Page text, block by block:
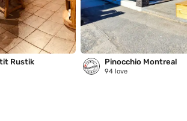
Rustik Pinocchio Montreal
94love